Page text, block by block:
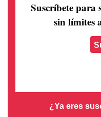
Suscríbete para
sin límites
¿Ya eres